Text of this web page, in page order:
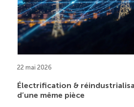
22 mai 2026
Électrification &
d’une même pièce